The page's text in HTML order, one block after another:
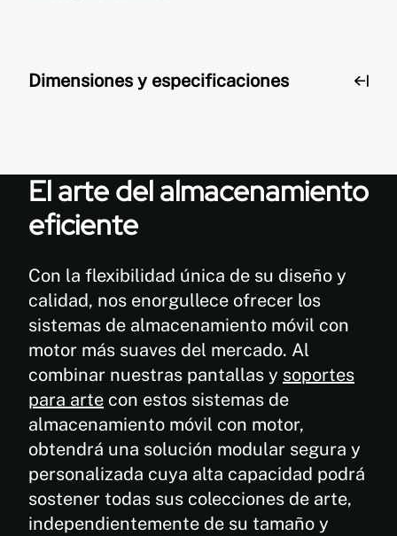
Dimensiones y especificaciones
Dimensiones
especificaciones
Sistema
móvil
con
motor
El arte del almacenamiento
eficiente
Con la flexibilidad única de su diseño y
calidad, nos enorgullece ofrecer los
sistemas de almacenamiento móvil con
motor más suaves del mercado. Al
combinar nuestras pantallas y soportes
para arte con estos sistemas de
almacenamiento móvil con motor,
obtendrá una solución modular segura y
personalizada cuya alta capacidad podrá
sostener todas sus colecciones de arte,
independientemente de su tamaño y